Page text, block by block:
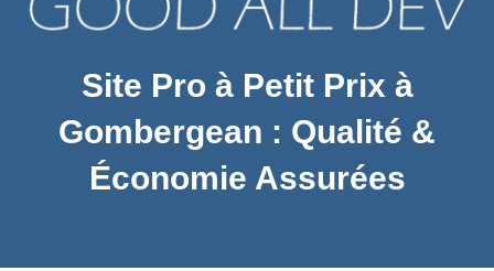
Site Pro à Petit Prix à
Gombergean : Qualité &
Économie Assurées